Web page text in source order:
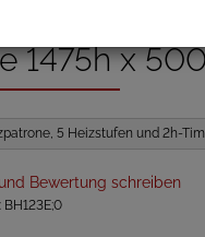
1475h x
5 Heizstufen und 2h-
Bewertung schreiben
BH123E;0